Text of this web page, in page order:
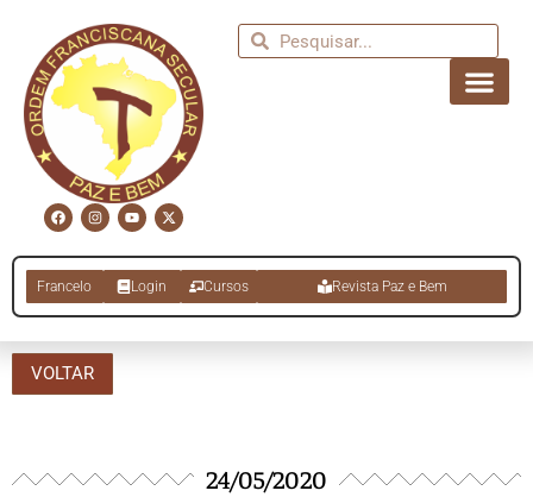
Francelo Login Cursos Revista Paz e Bem
VOLTAR
24/05/2020